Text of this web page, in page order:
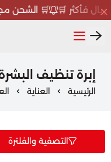
🛒 الشحن مجانا 😍
إبرة تنظيف
الرئيسية العناية
التصفية والفلترة